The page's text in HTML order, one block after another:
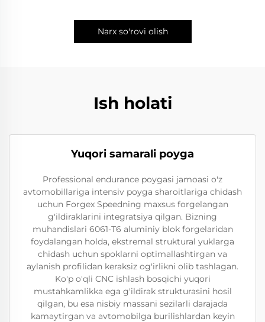
Narx so'rovi olish
Ish holati
Yuqori samarali poyga
Professional endurance poygasi jamoasi o'z
avtomobillariga intensiv poyga sharoitlariga chidash
uchun Forgex Speedning maxsus forgelangan
g'ildiraklarini integratsiya qilgan. Bizning
muhandislari 6061-T6 aluminiy blok forgelaridan
foydalangan holda, ekstremal struktural yuklarga
chidash uchun spoklarni optimallashtirgan va
aylanish profilidan keraksiz og'irlikni olib tashlagan.
Ko'p o'qli CNC ishlash bosqichi yuqori
mustahkamlikka ega g'ildirak strukturasini hosil
qilgan, bu esa nisbiy massani sezilarli darajada
kamaytirgan va avtomobilga burilishlardan keyin